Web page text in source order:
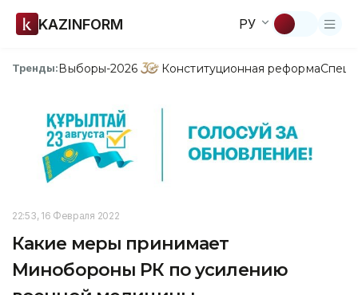
KAZINFORM РУ
Тренды:Выборы-2026 Конституционная реформа
22:53, 16 Февраля 2022
Какие меры принимает
Минобороны РК по усилению